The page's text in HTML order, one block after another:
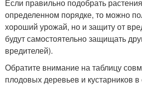
Если правильно подобрать
определенном порядке, то можно
хороший урожай, но и защиту от
будут самостоятельно защищать
вредителей).
Обратите внимание на таблицу
плодовых деревьев и кустарников в